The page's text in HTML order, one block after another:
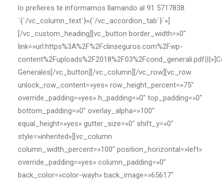
lo prefieres te informamos llamando al 91 5717838.
`{`/vc_column_text`}«{`/vc_accordion_tab`}`»]
[/vc_custom_heading][vc_button border_width=»0″
link=»url:https%3A%2F%2Fclinseguros.com%2Fwp-
Generales[/vc_button][/vc_column][/vc_row][vc_row
unlock_row_content=»yes» row_height_percent=»75″
override_padding=»yes» h_padding=»0″ top_padding=»0″
bottom_padding=»0″ overlay_alpha=»100″
equal_height=»yes» gutter_size=»0″ shift_y=»0″
style=»inherited»][vc_column
column_width_percent=»100″ position_horizontal=»left»
override_padding=»yes» column_padding=»0″
back_color=»color-wayh» back_image=»65617″